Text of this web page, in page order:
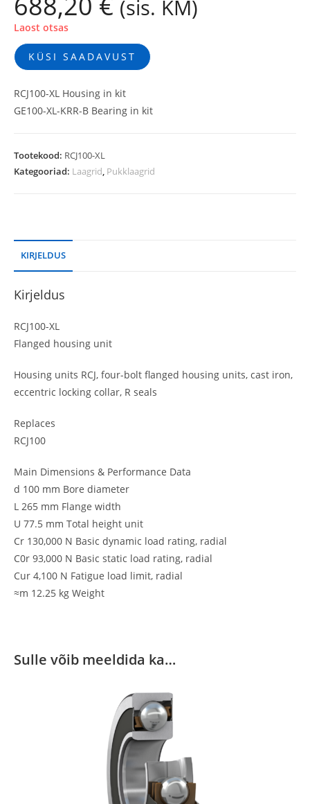
(sis. KM)
Laost otsas
KÜSI SAADAVUST
RCJ100-XL Housing in kit
GE100-XL-KRR-B Bearing in kit
Tootekood: RCJ100-XL
Kategooriad: Laagrid, Pukklaagrid
KIRJELDUS
Kirjeldus
RCJ100-XL
Flanged housing unit
Housing units RCJ, four-bolt flanged housing units, cast iron,
eccentric locking collar, R seals
Replaces
RCJ100
Main Dimensions & Performance Data
d 100 mm Bore diameter
L 265 mm Flange width
U 77.5 mm Total height unit
Cr 130,000 N Basic dynamic load rating, radial
C0r 93,000 N Basic static load rating, radial
Cur 4,100 N Fatigue load limit, radial
≈m 12.25 kg Weight
Sulle võib meeldida ka…